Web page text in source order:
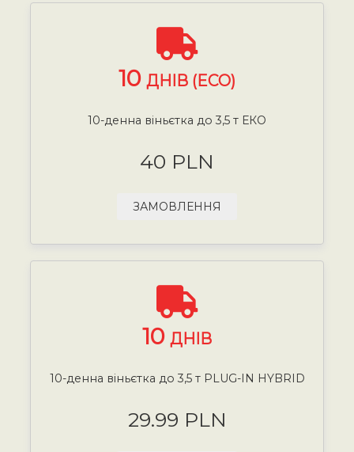
10 ДНІВ (ECO)
10-денна віньєтка до 3,5 т ЕКО
40 PLN
ЗАМОВЛЕННЯ
10 ДНІВ
10-денна віньєтка до 3,5 т PLUG-IN HYBRID
29.99 PLN